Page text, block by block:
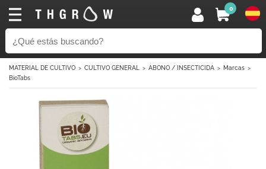
0
MATERIAL DE CULTIVO CULTIVO GENERAL ABONO / INSECTICIDA
Marcas
BioTabs